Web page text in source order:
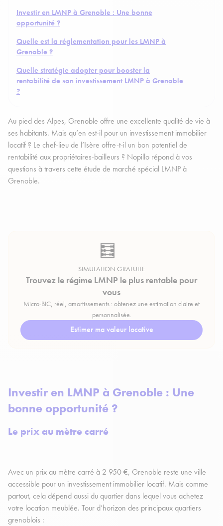
Investir en LMNP à Grenoble : Une bonne
opportunité ?
Quelle est la réglementation pour les LMNP à
Grenoble ?
Quelle stratégie adopter pour booster la
rentabilité de son investissement LMNP à Grenoble
?
Au pied des Alpes, Grenoble offre une excellente qualité de vie à
ses habitants. Mais qu’en est-il pour un investissement immobilier
locatif ? Le chef-lieu de l’Isère offre-t-il un bon potentiel de
rentabilité aux propriétaires-bailleurs ? Nopillo répond à vos
questions à travers cette étude de marché spécial LMNP à
Grenoble.
🧮
SIMULATION GRATUITE
Trouvez le régime LMNP le plus rentable pour
vous
Micro-BIC, réel, amortissements : obtenez une estimation claire et
personnalisée.
Estimer ma valeur locative
Investir en LMNP à Grenoble : Une
bonne opportunité ?
Le prix au mètre carré
Avec un prix au mètre carré à 2 950 €, Grenoble reste une ville
accessible pour un investissement immobilier locatif. Mais comme
partout, cela dépend aussi du quartier dans lequel vous achetez
votre location meublée. Tour d’horizon des principaux quartiers
grenoblois :